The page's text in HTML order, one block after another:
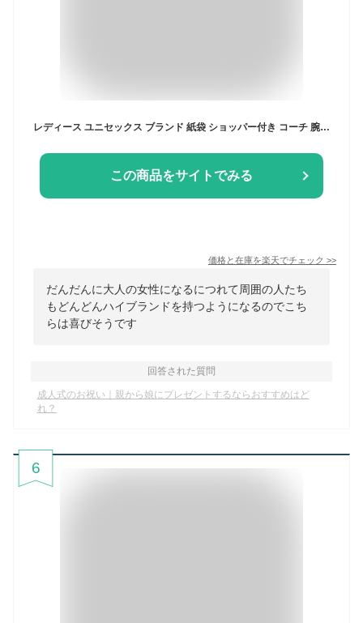
レディース ユニセックス ブランド 紙袋 ショッパー付き コーチ 腕時計 手表 女性 彼女 妻 母親 オシャレ ブランド ギフト 誕生日 プレゼント 選べる カラー ペリーモデル レザー 時計 成人 卒業 入学
この商品をサイトでみる
価格と在庫を楽天でチェック >>
だんだんに大人の女性になるにつれて周囲の人たち
もどんどんハイブランドを持つようになるのでこち
らは喜びそうです
回答された質問
成人式のお祝い｜親から娘にプレゼントするならおすすめはど
れ？
6